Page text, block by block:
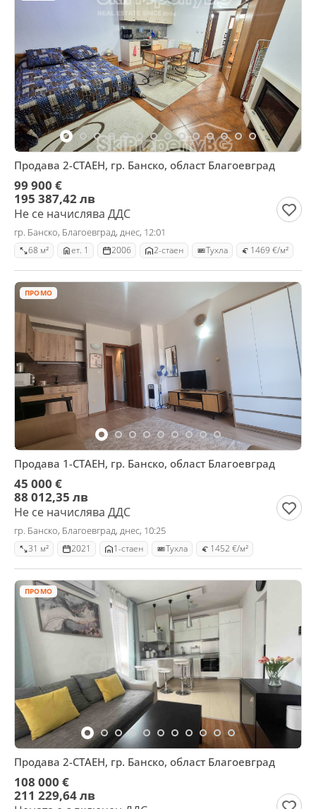
Продава 2-СТАЕН, гр. Банско, област Благоевград
99 900 €
195 387,42 лв
Не се начислява ДДС
гр. Банско, Благоевград, днес, 12:01
68 м² ет. 1 2006 2-стаен Тухла 1469 €/м²
ПРОМО
Продава 1-СТАЕН, гр. Банско, област Благоевград
45 000 €
88 012,35 лв
Не се начислява ДДС
гр. Банско, Благоевград, днес, 10:25
31 м² 2021 1-стаен Тухла 1452 €/м²
ПРОМО
Продава 2-СТАЕН, гр. Банско, област Благоевград
108 000 €
211 229,64 лв